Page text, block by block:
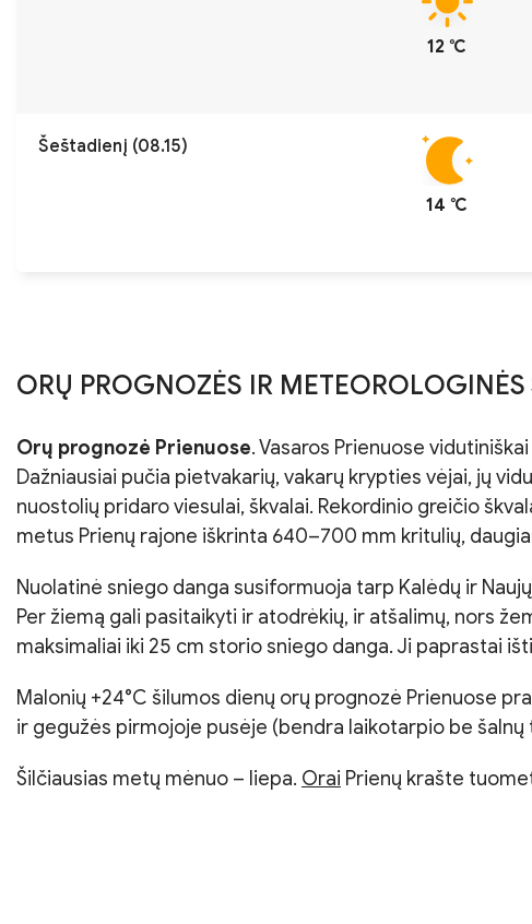
12 ℃
Šeštadienį (08.15)
14 ℃
ORŲ PROGNOZĖS IR METEOROLOGINĖS
Orų prognozė Prienuose. Vasaros Prienuose
Dažniausiai pučia pietvakarių, vakarų krypties vėjai, jų
nuostolių pridaro viesulai, škvalai. Rekordinio greičio
metus Prienų rajone iškrinta 640–700 mm kritulių,
Nuolatinė sniego danga susiformuoja tarp Kalėdų ir
Per žiemą gali pasitaikyti ir atodrėkių, ir atšalimų, nors
maksimaliai iki 25 cm storio sniego danga. Ji paprastai
Malonių +24°C šilumos dienų orų prognozė Prienuose
ir gegužės pirmojoje pusėje (bendra laikotarpio be šalnų
Šilčiausias metų mėnuo – liepa. Orai Prienų krašte